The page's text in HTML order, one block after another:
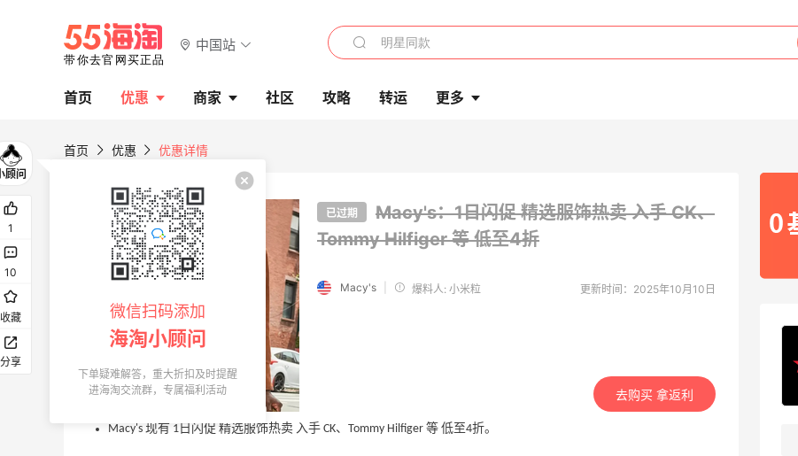
中国站
首页 优惠 商家 社区 攻略 转运 更多
首页 优惠 优惠详情
已过期
Macy's：1日闪促 精选服饰热卖 入手 CK、
Tommy Hilfiger 等低至4折
Macy's 爆料人: 小米粒 更新时间：2025年10月10日
去购买 拿返利
Macy's 现有 1日闪促 精选服饰热卖 入手 CK、Tommy Hilfiger 等 低至4折。
1
10
收藏
分享
微信扫码添加
海淘小顾问
下单疑难解答，重大折扣及时提醒
进海淘交流群，专属福利活动